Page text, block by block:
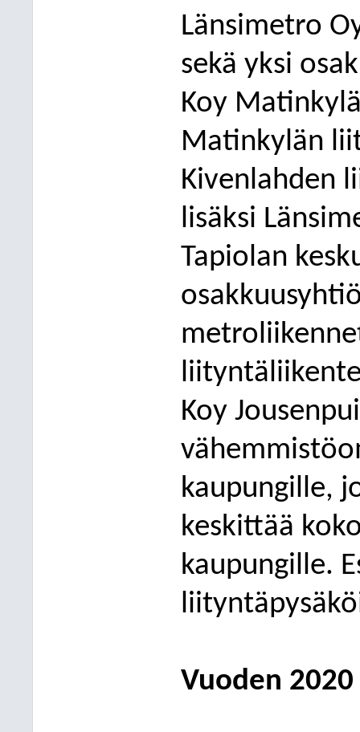
Länsimetro
sekä yksi
Koy
Matinkylän
Kivenlahden
lisäksi
Tapiolan
Koy
kaupungille,
keskittää
kaupungille.
Vuoden 2020